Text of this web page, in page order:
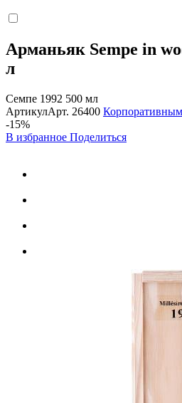
Арманьяк Sempe in
л
Семпе 1992 500 мл
АртикулАрт. 26400
-15%
В избранное Поделиться